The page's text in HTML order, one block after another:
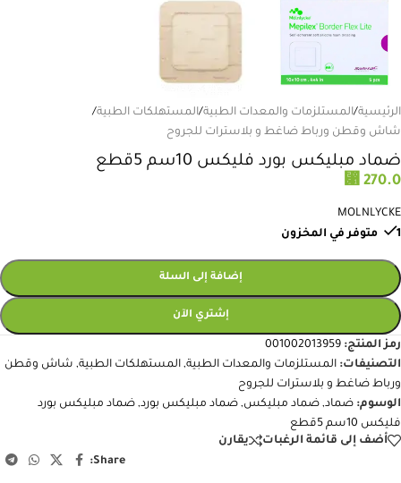
الرئيسية/المستلزمات والمعدات الطبية/المستهلكات الطبية/
شاش وقطن ورباط ضاغط و بلاسترات للجروح
ضماد مبليكس بورد فليكس 10سم 5قطع
⃁ 270.0
MOLNLYCKE
1 متوفر في المخزون
إضافة إلى السلة
إشتري الآن
رمز المنتج: 001002013959
التصنيفات: المستلزمات والمعدات الطبية, المستهلكات الطبية, شاش وقطن
ورباط ضاغط و بلاسترات للجروح
الوسوم: ضماد, ضماد مبليكس, ضماد مبليكس بورد, ضماد مبليكس بورد
فليكس 10سم 5قطع
أضف إلى قائمة الرغبات
يقارن
Share: